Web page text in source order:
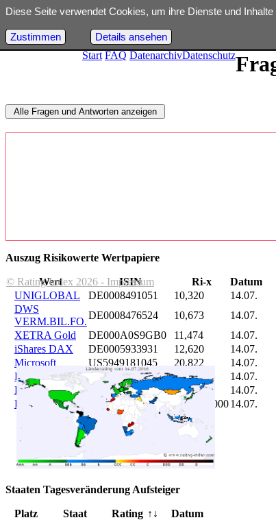
Start FAQ DatenarchivDatenschutz
© Rating Index 2026 - Impressum
Diese Seite verwendet Cookies, um ihre Dienste und
Zustimmen Details ansehen
Auszug Risikowerte Wertpapiere
Wert ISIN Ri-x
Datum
UNIGLOBAL
DE0008491051 10,320
14.07.
DWS
VERM.BIL.FO.
DE0008476524 10,673
14.07.
XETRA Gold
DE000A0S9GB0 11,474
14.07.
iShares DAX
DE0005933931 12,620
14.07.
Microsoft
US5949181045 20,822
14.07.
DAIMLER
DE0007100000 46,047
14.07.
Brent Oil
DE000A0KRKM571,382
14.07.
Bitcoin
BITCOIN 185.899,00014.07.
Staaten Tagesveränderung Aufsteiger
Platz Staat Rating ↑↓
Datum